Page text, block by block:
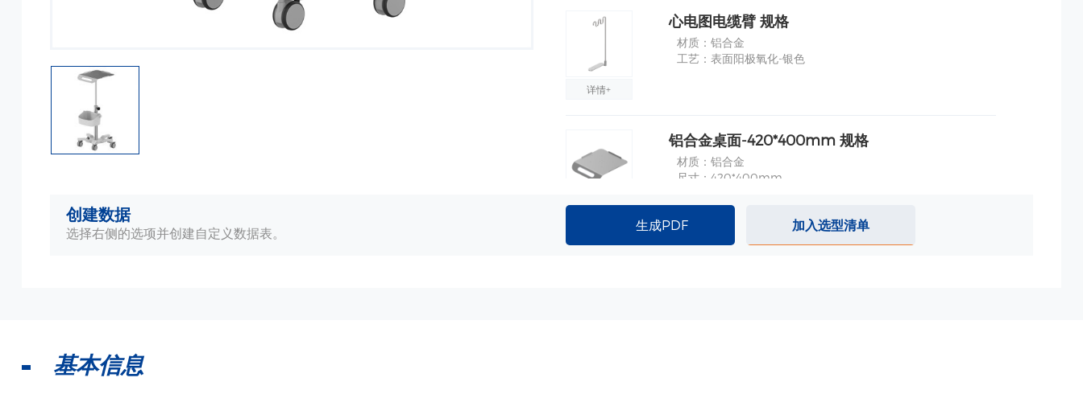
详情+
心电图电缆臂 规格
材质：铝合金
工艺：表面阳极氧化-银色
详情+
铝合金桌面-420*400mm 规格
材质：铝合金
尺寸：420*400mm
创建数据
选择右侧的选项并创建自定义数据表。
生成PDF 加入选型清单
基本信息